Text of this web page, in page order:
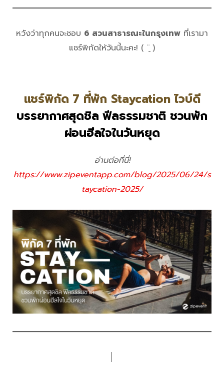
หวังว่าทุกคนจะชอบ 6 สวนสาธารณะในกรุงเทพ ที่เรามา
แชร์พิกัดให้วันนี้นะคะ! ( ¨̮ )
แชร์พิกัด 7 ที่พัก Staycation ไวบ์ดี
บรรยากาศสุดชิล ฟีลธรรมชาติ ชวนพัก
ผ่อนฮีลใจในวันหยุด
อ่านต่อที่นี่!
https://www.zipeventapp.com/blog/2025/06/24/s
taycation-2025/